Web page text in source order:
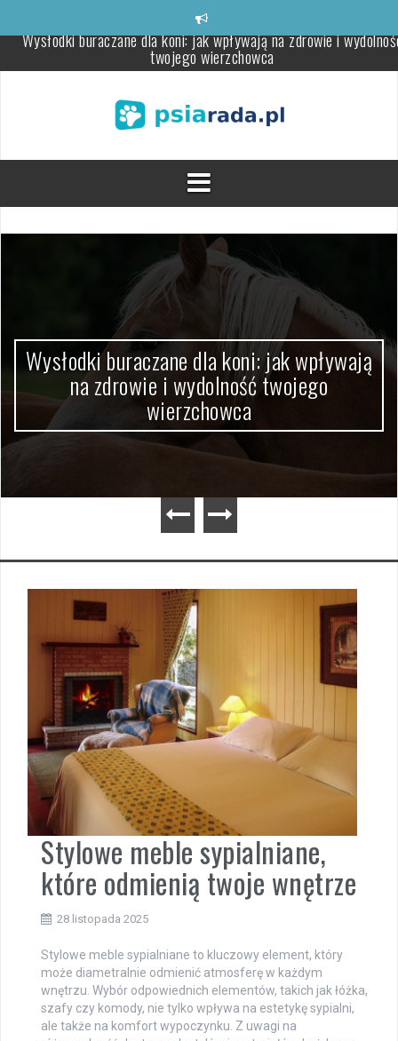
content
Jak chronić swojego dużego psa przed kleszczami?
Wysłodki buraczane niemelasowane: idealne dla koni z
Aleksandretta – wszechstronny towarzysz, którego warto
Stylowe meble sypialniane, które odmienią twoje wnętrze
Wysłodki buraczane dla koni: jak wpływają na zdrowie i
twojego wierzchowca
Wysłodki buraczane dla koni: jak wpływają
na zdrowie i wydolność twojego
wierzchowca
Stylowe meble sypialniane,
które odmienią twoje wnętrze
28 listopada 2025
Stylowe meble sypialniane to kluczowy element, który
może diametralnie odmienić atmosferę w każdym
wnętrzu. Wybór odpowiednich elementów, takich jak łóżka,
szafy czy komody, nie tylko wpływa na estetykę sypialni,
ale także na komfort wypoczynku. Z uwagi na